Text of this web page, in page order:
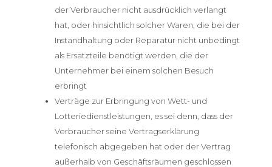
der Verbraucher nicht ausdrücklich verlangt
hat, oder hinsichtlich solcher Waren, die bei der
Instandhaltung oder Reparatur nicht unbedingt
als Ersatzteile benötigt werden, die der
Unternehmer bei einem solchen Besuch
erbringt
Verträge zur Erbringung von Wett- und
Lotteriedienstleistungen, es sei denn, dass der
Verbraucher seine Vertragserklärung
telefonisch abgegeben hat oder der Vertrag
außerhalb von Geschäftsräumen geschlossen